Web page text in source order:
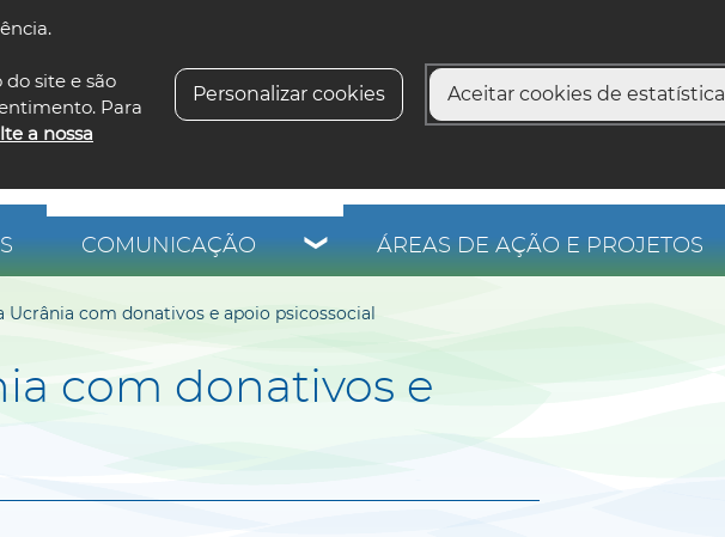
site e são
Para
a nossa
Personalizar cookies Aceitar cookies de estatística
COMUNICAÇÃO ÁREAS DE AÇÃO E PROJETOS
Ucrânia com donativos e apoio psicossocial
com donativos e